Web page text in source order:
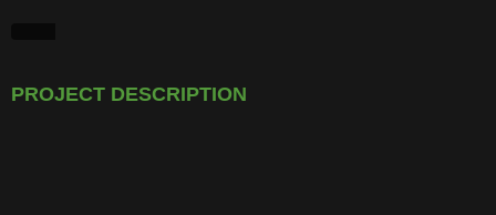
PROJECT DESCRIPTION